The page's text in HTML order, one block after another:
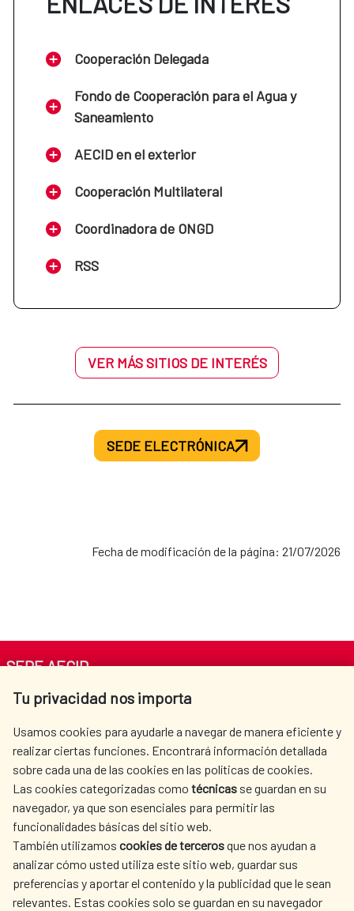
Cooperación Delegada
Fondo de Cooperación para el Agua y
Saneamiento
AECID en el exterior
Cooperación Multilateral
Coordinadora de ONGD
RSS
VER MÁS SITIOS DE INTERÉS
SEDE ELECTRÓNICA
Fecha de modificación de la página: 21/07/2026
Tu privacidad nos importa
Usamos cookies para ayudarle a navegar de manera eficiente y
realizar ciertas funciones. Encontrará información detallada
sobre cada una de las cookies en las políticas de cookies.
Las cookies categorizadas como técnicas se guardan en su
navegador, ya que son esenciales para permitir las
funcionalidades básicas del sitio web.
También utilizamos cookies de tercerosque nos ayudan a
analizar cómo usted utiliza este sitio web, guardar sus
preferencias y aportar el contenido y la publicidad que le sean
relevantes. Estas cookies solo se guardan en su navegador
SEDE AECID
Av. Reyes Católicos 4 - 28040 Madrid
centro.informacion@aecid.es
LA AECID
DÓNDE COOPERAMOS
ACCIÓN HUMANITARIA
SALA DE PRENSA
CULTURA Y CIENCIA
BIBLIOTECA